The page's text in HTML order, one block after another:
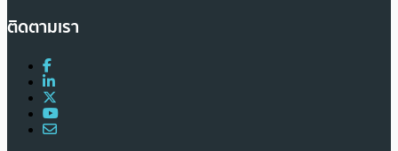
ติดตามเรา